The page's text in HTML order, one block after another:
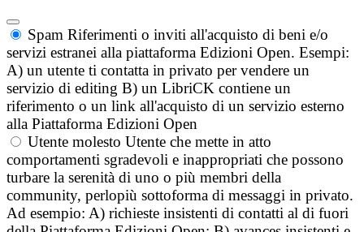
Spam Riferimenti o inviti all'acquisto di beni e/o
servizi estranei alla piattaforma Edizioni Open. Esempi:
A) un utente ti contatta in privato per vendere un
servizio di editing B) un LibriCK contiene un
riferimento o un link all'acquisto di un servizio esterno
alla Piattaforma Edizioni Open
Utente molesto Utente che mette in atto
comportamenti sgradevoli e inappropriati che possono
turbare la serenità di uno o più membri della
community, perlopiù sottoforma di messaggi in privato.
Ad esempio: A) richieste insistenti di contatti al di fuori